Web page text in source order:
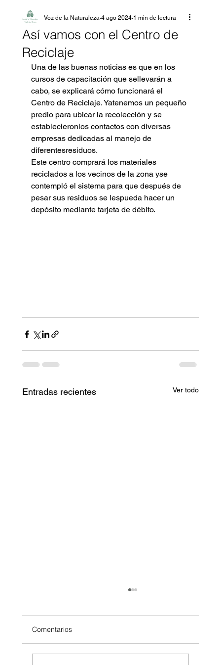
Así vamos con el Centro de
Reciclaje
Voz de la Naturaleza 4 ago 2024 1 min de lectura
Una de las buenas noticias es que en los
cursos de capacitación que sellevarán a
cabo, se explicará cómo funcionará el
Centro de Reciclaje. Yatenemos un pequeño
predio para ubicar la recolección y se
establecieronlos contactos con diversas
empresas dedicadas al manejo de
diferentesresiduos.
Este centro comprará los materiales
reciclados a los vecinos de la zona yse
contempló el sistema para que después de
pesar sus residuos se lespueda hacer un
depósito mediante tarjeta de débito.
Entradas recientes Ver todo
Comentarios